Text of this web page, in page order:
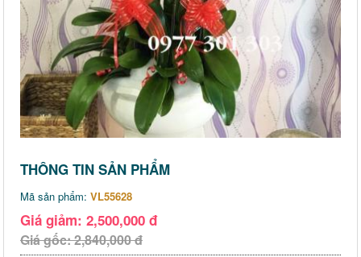
THÔNG TIN SẢN PHẨM
Mã sản phẩm: VL55628
Giá giảm: 2,500,000 đ
Giá gốc: 2,840,000 đ